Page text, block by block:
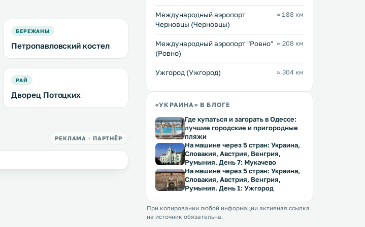
БЕРЕЖАНЫ
Петропавловский костел
РАЙ
Дворец Потоцких
РЕКЛАМА · ПАРТНЁР
Международный аэропорт
Черновцы (Черновцы)
≈ 188 км
Междунарoдный аэропорт "Ровно"
(Ровно)
≈ 208 км
Ужгород (Ужгород) ≈ 304 км
«УКРАИНА» В БЛОГЕ
Где купаться и загорать в Одессе:
лучшие городские и пригородные
пляжи
На машине через 5 стран: Украина,
Словакия, Австрия, Венгрия,
Румыния. День 7: Мукачево
На машине через 5 стран: Украина,
Словакия, Австрия, Венгрия,
Румыния. День 1: Ужгород
При копировании любой информации активная ссылка
на источник обязательна.